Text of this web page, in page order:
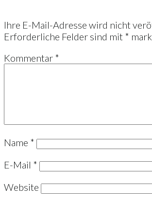
Ihre E-Mail-Adresse wird nicht
Erforderliche Felder sind mit *
Kommentar *
Name *
E-Mail *
Website